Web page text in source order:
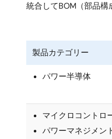
統合してBOM（部品
製品カテゴリー
パワー半導体
マイクロコントロ
パワーマネジメン